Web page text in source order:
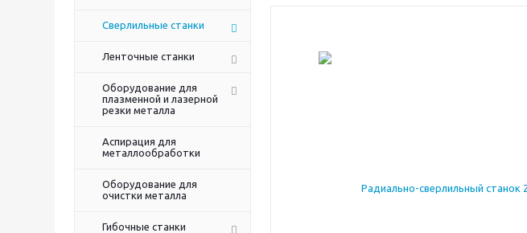
Сверлильные станки
Ленточные станки
Оборудование для
плазменной и лазерной
резки металла
Аспирация для
металлообработки
Оборудование для
очистки металла
Гибочные станки